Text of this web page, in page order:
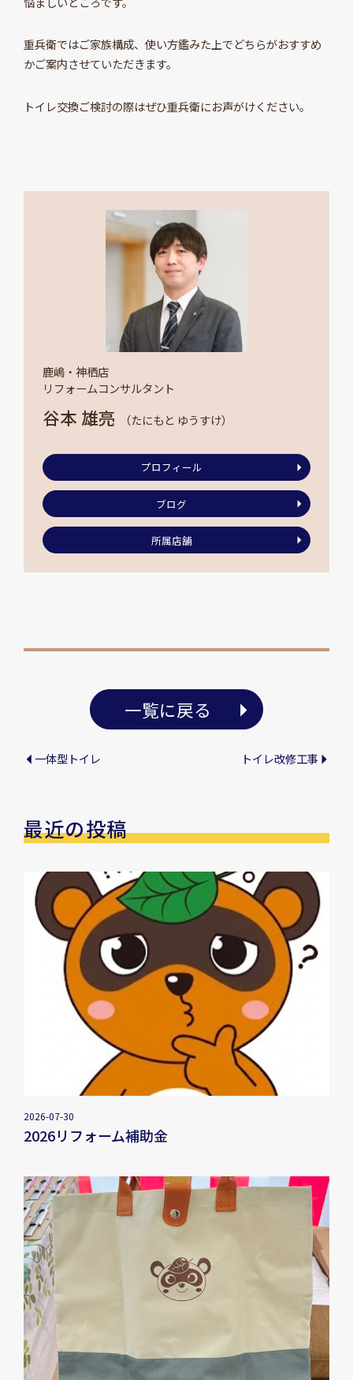
重兵衛ではご家族構成、使い方鑑みた上でどちらがおすすめ
かご案内させていただきます。
トイレ交換ご検討の際はぜひ重兵衛にお声がけください。
鹿嶋・神栖店
リフォームコンサルタント
谷本 雄亮 （たにもと ゆうすけ）
プロフィール
ブログ
所属店舗
一覧に戻る
一体型トイレ トイレ改修工事
最近の投稿
2026-07-30
2026リフォーム補助金